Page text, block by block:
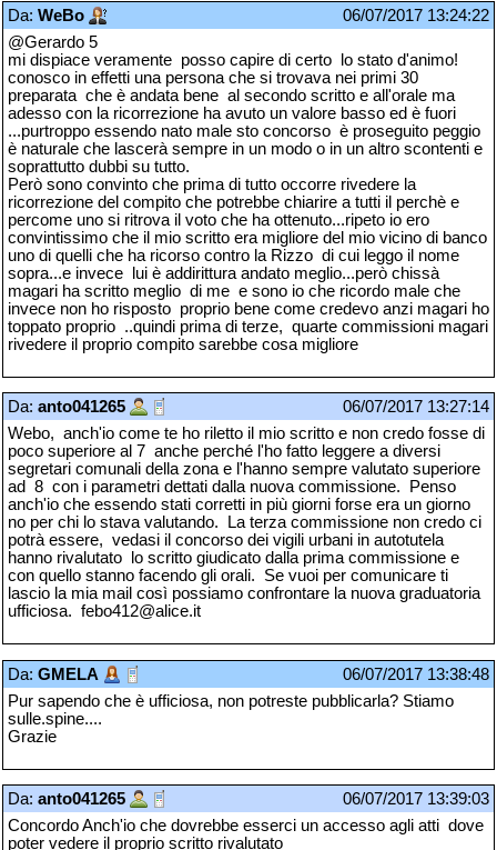
Da: WeBo
06/07/2017 13:24:22
@Gerardo 5
mi dispiace veramente posso capire di certo lo stato d'animo!
conosco in effetti una persona che si trovava nei primi 30
preparata che è andata bene al secondo scritto e all'orale ma
adesso con la ricorrezione ha avuto un valore basso ed è fuori
...purtroppo essendo nato male sto concorso è proseguito peggio
è naturale che lascerà sempre in un modo o in un altro scontenti e
soprattutto dubbi su tutto.
Però sono convinto che prima di tutto occorre rivedere la
ricorrezione del compito che potrebbe chiarire a tutti il perchè e
percome uno si ritrova il voto che ha ottenuto...ripeto io ero
convintissimo che il mio scritto era migliore del mio vicino di banco
uno di quelli che ha ricorso contro la Rizzo di cui leggo il nome
sopra...e invece lui è addirittura andato meglio...però chissà
magari ha scritto meglio di me e sono io che ricordo male che
invece non ho risposto proprio bene come credevo anzi magari ho
toppato proprio ..quindi prima di terze, quarte commissioni magari
rivedere il proprio compito sarebbe cosa migliore
Da: anto041265
06/07/2017 13:27:14
Webo, anch'io come te ho riletto il mio scritto e non credo fosse di
poco superiore al 7 anche perché l'ho fatto leggere a diversi
segretari comunali della zona e l'hanno sempre valutato superiore
ad 8 con i parametri dettati dalla nuova commissione. Penso
anch'io che essendo stati corretti in più giorni forse era un giorno
no per chi lo stava valutando. La terza commissione non credo ci
potrà essere, vedasi il concorso dei vigili urbani in autotutela
hanno rivalutato lo scritto giudicato dalla prima commissione e
con quello stanno facendo gli orali. Se vuoi per comunicare ti
lascio la mia mail così possiamo confrontare la nuova graduatoria
ufficiosa. febo412@alice.it
Da: GMELA
06/07/2017 13:38:48
Pur sapendo che è ufficiosa, non potreste pubblicarla? Stiamo
sulle.spine....
Grazie
Da: anto041265
06/07/2017 13:39:03
Concordo Anch'io che dovrebbe esserci un accesso agli atti dove
poter vedere il proprio scritto rivalutato